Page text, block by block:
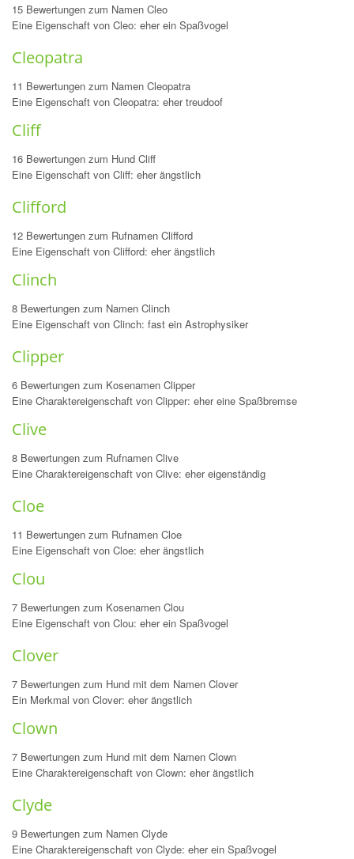
15 Bewertungen zum Namen Cleo
Eine Eigenschaft von Cleo: eher ein Spaßvogel
Cleopatra
11 Bewertungen zum Namen Cleopatra
Eine Eigenschaft von Cleopatra: eher treudoof
Cliff
16 Bewertungen zum Hund Cliff
Eine Eigenschaft von Cliff: eher ängstlich
Clifford
12 Bewertungen zum Rufnamen Clifford
Eine Eigenschaft von Clifford: eher ängstlich
Clinch
8 Bewertungen zum Namen Clinch
Eine Eigenschaft von Clinch: fast ein Astrophysiker
Clipper
6 Bewertungen zum Kosenamen Clipper
Eine Charaktereigenschaft von Clipper: eher eine Spaßbremse
Clive
8 Bewertungen zum Rufnamen Clive
Eine Charaktereigenschaft von Clive: eher eigenständig
Cloe
11 Bewertungen zum Rufnamen Cloe
Eine Eigenschaft von Cloe: eher ängstlich
Clou
7 Bewertungen zum Kosenamen Clou
Eine Eigenschaft von Clou: eher ein Spaßvogel
Clover
7 Bewertungen zum Hund mit dem Namen Clover
Ein Merkmal von Clover: eher ängstlich
Clown
7 Bewertungen zum Hund mit dem Namen Clown
Eine Charaktereigenschaft von Clown: eher ängstlich
Clyde
9 Bewertungen zum Namen Clyde
Eine Charaktereigenschaft von Clyde: eher ein Spaßvogel